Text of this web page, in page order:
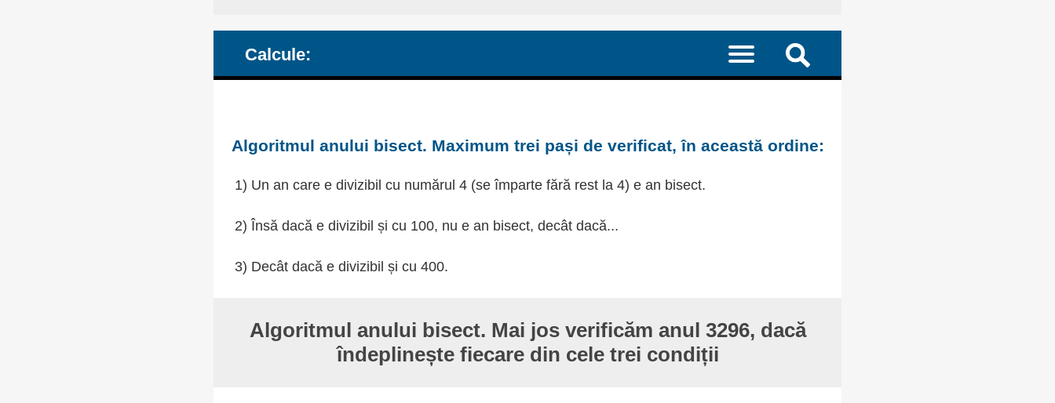
Calcule:
Algoritmul anului bisect. Maximum trei pași de verificat, în această ordine:
1) Un an care e divizibil cu numărul 4 (se împarte fără rest la 4) e an bisect.
2) Însă dacă e divizibil și cu 100, nu e an bisect, decât dacă...
3) Decât dacă e divizibil și cu 400.
Algoritmul anului bisect. Mai jos verificăm anul 3296, dacă
îndeplinește fiecare din cele trei condiții